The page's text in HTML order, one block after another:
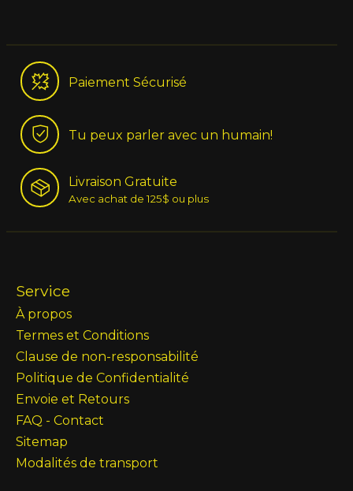
Paiement Sécurisé
Tu peux parler avec un humain!
Livraison Gratuite
Avec achat de 125$ ou plus
Service
À propos
Termes et Conditions
Clause de non-responsabilité
Politique de Confidentialité
Envoie et Retours
FAQ - Contact
Sitemap
Modalités de transport